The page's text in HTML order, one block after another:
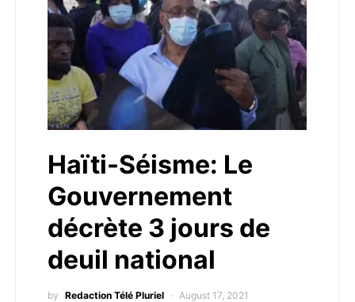
Haïti-Séisme: Le
Gouvernement
décrète 3 jours de
deuil national
by Redaction Télé Pluriel August 17, 2021